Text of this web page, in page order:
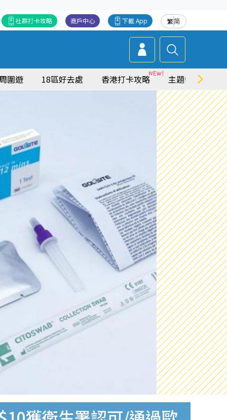
繁简
下載 App
商戶中心
社群打卡攻略
圍遊 18區好去處 香港打卡攻略 主題特集